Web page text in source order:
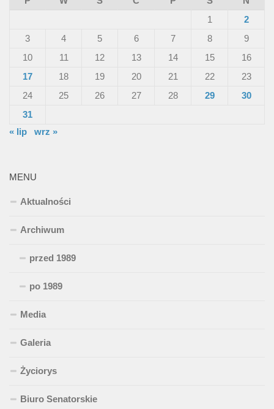
1
2
3
4 5 6 7 8
9
10
11 12 13 14 15
16
17
18 19 20 21 22
23
24
25 26 27 28 29
30
31
« lip
wrz »
MENU
Aktualności
Archiwum
przed 1989
po 1989
Media
Galeria
Życiorys
Biuro Senatorskie